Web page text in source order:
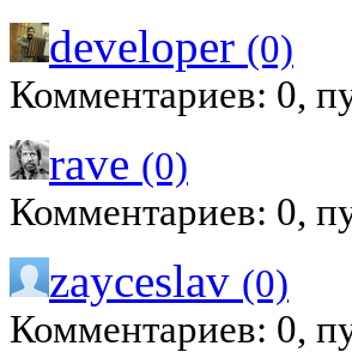
developer (0)
Комментариев: 0,
rave (0)
Комментариев: 0,
zayceslav (0)
Комментариев: 0,